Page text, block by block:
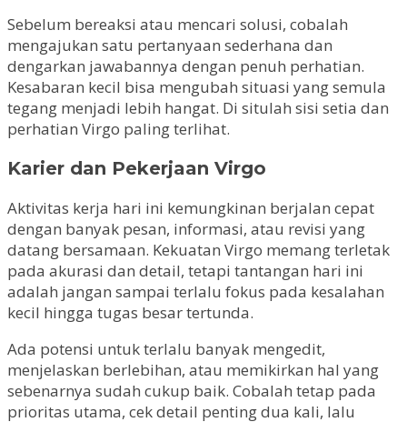
Sebelum bereaksi atau mencari solusi, cobalah
mengajukan satu pertanyaan sederhana dan
dengarkan jawabannya dengan penuh perhatian.
Kesabaran kecil bisa mengubah situasi yang semula
tegang menjadi lebih hangat. Di situlah sisi setia dan
perhatian Virgo paling terlihat.
Karier dan Pekerjaan Virgo
Aktivitas kerja hari ini kemungkinan berjalan cepat
dengan banyak pesan, informasi, atau revisi yang
datang bersamaan. Kekuatan Virgo memang terletak
pada akurasi dan detail, tetapi tantangan hari ini
adalah jangan sampai terlalu fokus pada kesalahan
kecil hingga tugas besar tertunda.
Ada potensi untuk terlalu banyak mengedit,
menjelaskan berlebihan, atau memikirkan hal yang
sebenarnya sudah cukup baik. Cobalah tetap pada
prioritas utama, cek detail penting dua kali, lalu